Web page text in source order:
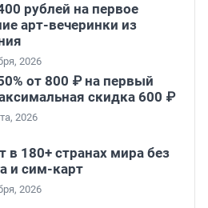
рублей на первое
арт-вечеринки из
2026
от 800 ₽ на первый
скидка 600 ₽
2026
в 180+ странах мира без
и сим-карт
2026